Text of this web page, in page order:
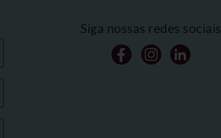
Siga nossas redes sociais